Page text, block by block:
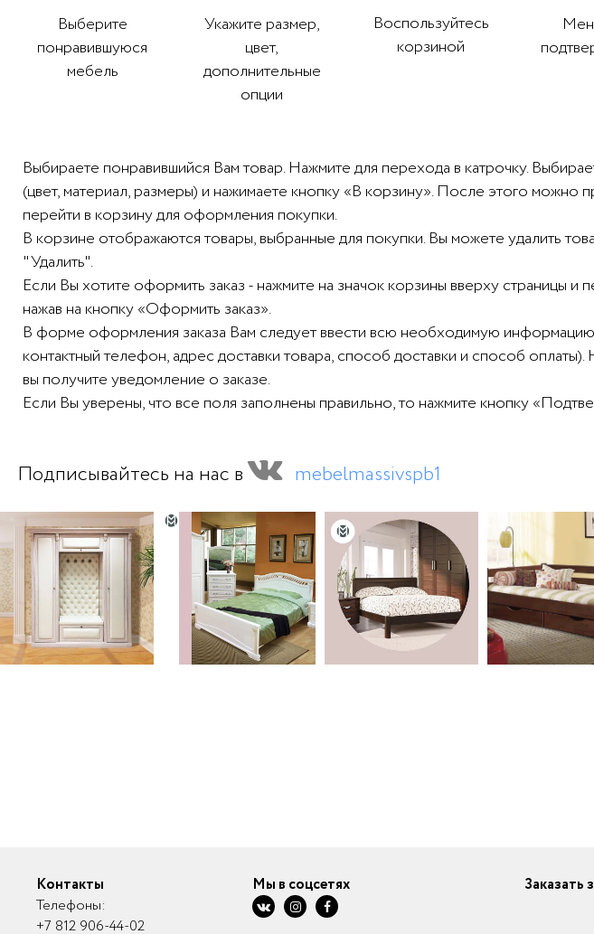
Выберите
понравившуюся
мебель
Укажите размер,
цвет,
дополнительные
опции
Воспользуйтесь
корзиной
Выбираете понравившийся Вам товар. Нажмите для перехода в катрочку.
(цвет, материал, размеры) и нажимаете кнопку «В корзину». После этого можно
перейти в корзину для оформления покупки.
В корзине отображаются товары, выбранные для покупки. Вы можете удалить
"Удалить".
Если Вы хотите оформить заказ - нажмите на значок корзины вверху страницы и
нажав на кнопку «Оформить заказ».
В форме оформления заказа Вам следует ввести всю необходимую
контактный телефон, адрес доставки товара, способ доставки и способ
вы получите уведомление о заказе.
Если Вы уверены, что все поля заполнены правильно, то нажмите кнопку
Подписывайтесь на нас в mebelmassivspb1
Контакты
Телефоны:
+7 812 906-44-02
Мы в соцсетях Заказать